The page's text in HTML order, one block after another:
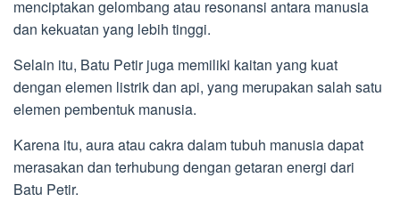
menciptakan gelombang atau resonansi antara manusia
dan kekuatan yang lebih tinggi.
Selain itu, Batu Petir juga memiliki kaitan yang kuat
dengan elemen listrik dan api, yang merupakan salah satu
elemen pembentuk manusia.
Karena itu, aura atau cakra dalam tubuh manusia dapat
merasakan dan terhubung dengan getaran energi dari
Batu Petir.